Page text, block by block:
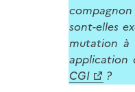
sont-elles
mutation à
application
CGI
?